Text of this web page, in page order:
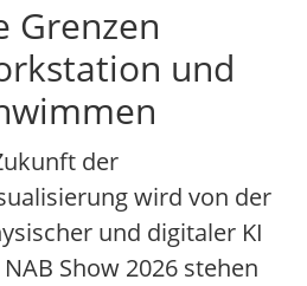
Grenzen
und
der
wird von der
und digitaler KI
Show 2026 stehen